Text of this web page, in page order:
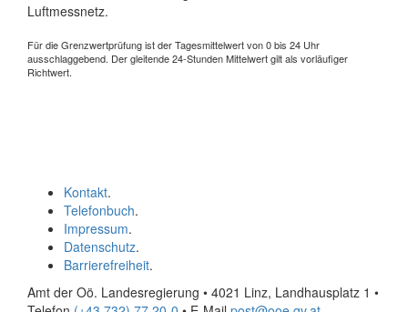
Luftmessnetz.
Für die Grenzwertprüfung ist der Tagesmittelwert von 0 bis 24 Uhr
ausschlaggebend. Der gleitende 24-Stunden Mittelwert gilt als vorläufiger
Richtwert.
Kontakt.
Telefonbuch.
Impressum.
Datenschutz.
Barrierefreiheit.
Amt der Oö. Landesregierung • 4021 Linz, Landhausplatz 1 •